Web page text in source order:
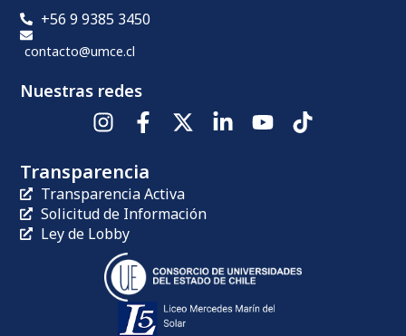
+56 9 9385 3450
contacto@umce.cl
Nuestras redes
Transparencia
Transparencia Activa
Solicitud de Información
Ley de Lobby